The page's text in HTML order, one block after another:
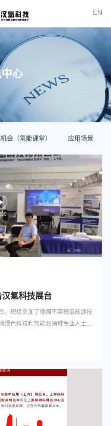
EN
心
会（氢能课堂） 应用场景
氢科技展台
，积极参加了德国不莱梅氢能源技
绿色科技和氢能源领域专业人士的